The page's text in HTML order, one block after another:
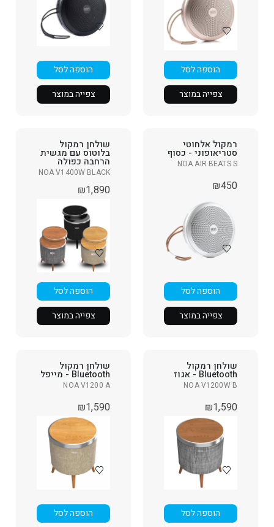
הוספה לסל
צפייה במוצר
הוספה לסל
צפייה במוצר
רמקול אלחוטי
סטריאופוני - כסוף
NOA AIR BEATS S
₪450
הוספה לסל
צפייה במוצר
שולחן רמקול
בלוטוס עם מגשית
הרחבה כפולה
NOA V1400W BLACK
₪1,890
הוספה לסל
צפייה במוצר
שולחן רמקול
Bluetooth - אגוז
NOA V1200W B
₪1,590
הוספה לסל
שולחן רמקול
Bluetooth - מייפל
NOA V1200 A
₪1,590
הוספה לסל